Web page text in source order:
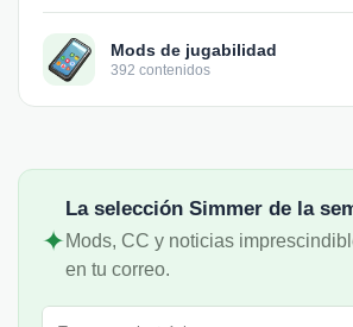
Mods de jugabilidad
392 contenidos
✦
La selección Simmer de la
Mods, CC y noticias
en tu correo.
Correo electrónico